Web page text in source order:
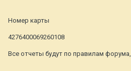
Номер карты
4276400069260108
Все отчеты будут по правилам